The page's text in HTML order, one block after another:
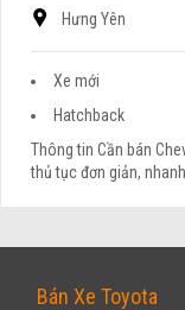
Hưng Yên
Xe mới
Hatchback
Thông tin Cần bán
thủ tục đơn giản,
Bán Xe Toyota